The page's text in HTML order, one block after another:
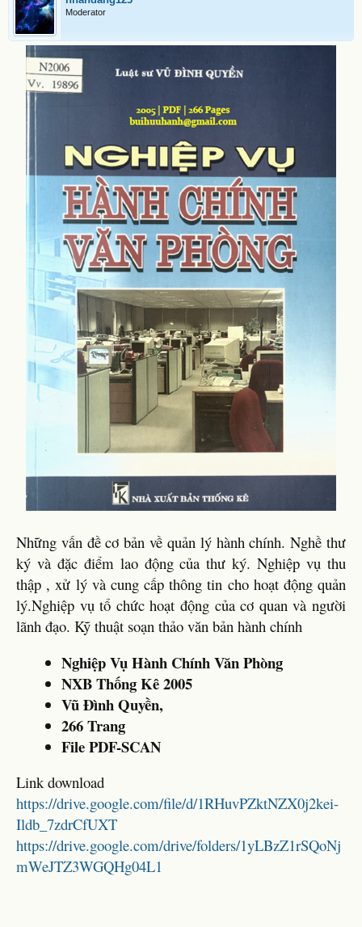
Moderator
Những vấn đề cơ bản về quản lý hành chính. Nghề thư
ký và đặc điểm lao động của thư ký. Nghiệp vụ thu
thập , xử lý và cung cấp thông tin cho hoạt động quản
lý.Nghiệp vụ tổ chức hoạt động của cơ quan và người
lãnh đạo. Kỹ thuật soạn thảo văn bản hành chính
Nghiệp Vụ Hành Chính Văn Phòng
NXB Thống Kê 2005
Vũ Đình Quyền,
266 Trang
File PDF-SCAN
Link download
https://drive.google.com/file/d/1RHuvPZktNZX0j2kei-
Ildb_7zdrCfUXT
https://drive.google.com/drive/folders/1yLBzZ1rSQoNj
mWeJTZ3WGQHg04L1